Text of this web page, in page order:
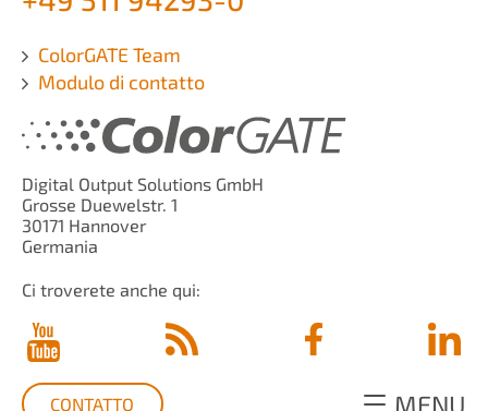
MENU
CONTATTO
ColorGATE Team
Modulo di contatto
Digital Output Solutions GmbH
Grosse Duewelstr. 1
30171 Hannover
Germania
Ci troverete anche qui: